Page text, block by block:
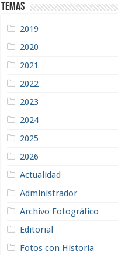
Temas
2019
2020
2021
2022
2023
2024
2025
2026
Actualidad
Administrador
Archivo Fotográfico
Editorial
Fotos con Historia